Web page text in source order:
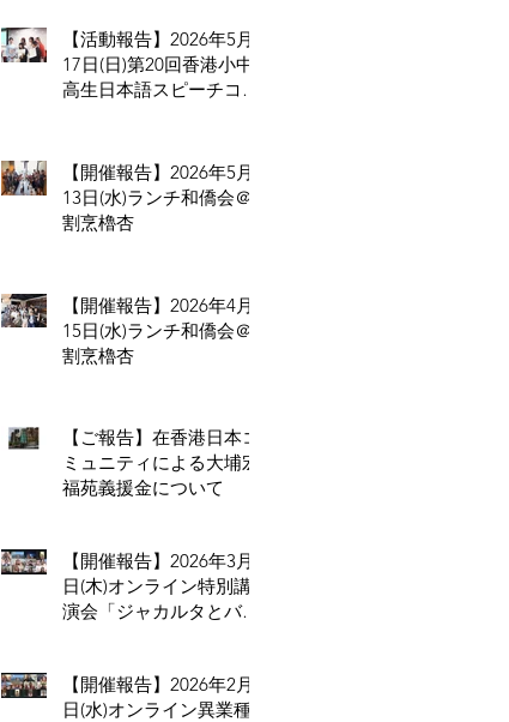
【活動報告】2026年5月
17日(日)第20回香港小中
高生日本語スピーチコン
【開催報告】2026年5月
13日(水)ランチ和僑会＠
割烹櫓杏
【開催報告】2026年4月
15日(水)ランチ和僑会＠
割烹櫓杏
【ご報告】在香港日本コ
ミュニティによる大埔宏
福苑義援金について
【開催報告】2026年3月5
日(木)オンライン特別講
演会「ジャカルタとバ
ル」
【開催報告】2026年2月4
日(水)オンライン異業種